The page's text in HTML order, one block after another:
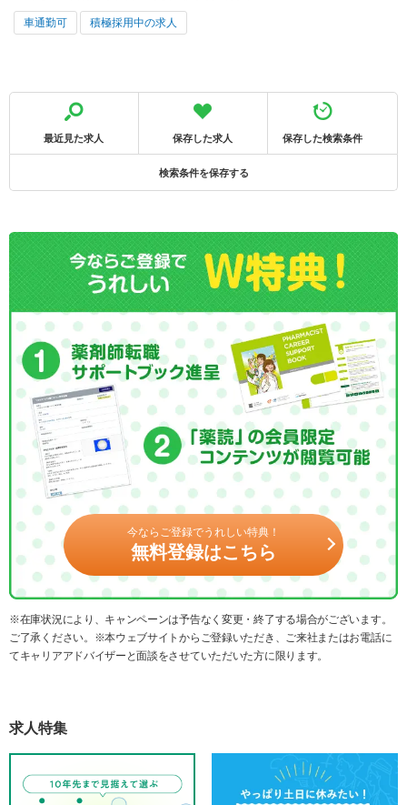
車通勤可 積極採用中の求人
最近見た求人 保存した求人 保存した検索条件
検索条件を保存する
今ならご登録でうれしい特典！
無料登録はこちら
※在庫状況により、キャンペーンは予告なく変更・終了する場合がございます。
ご了承ください。※本ウェブサイトからご登録いただき、ご来社またはお電話に
てキャリアアドバイザーと面談をさせていただいた方に限ります。
求人特集